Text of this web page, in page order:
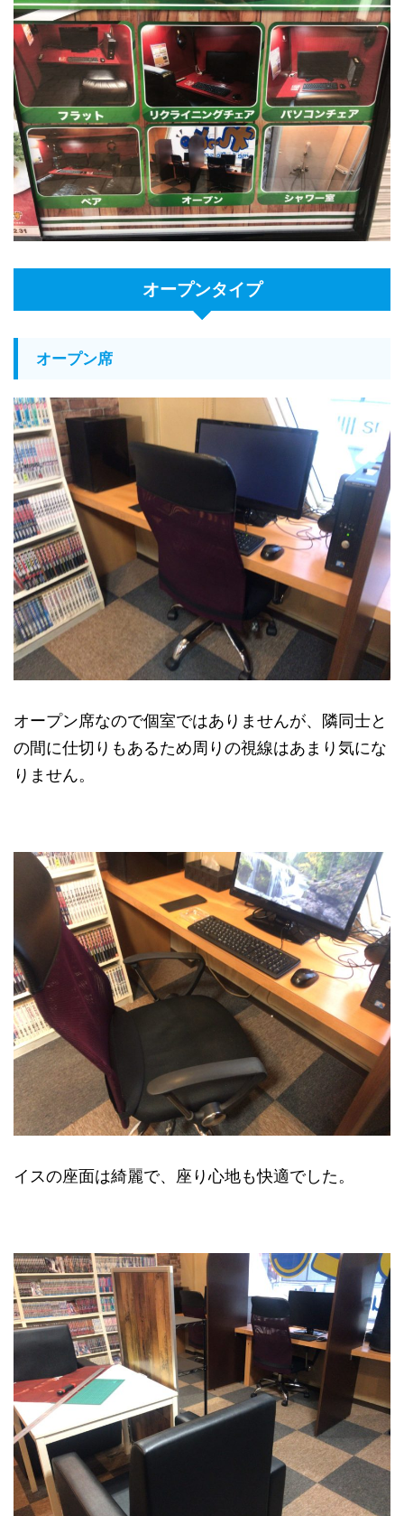
オープンタイプ
オープン席
オープン席なので個室ではありませんが、隣同士と
の間に仕切りもあるため周りの視線はあまり気にな
りません。
イスの座面は綺麗で、座り心地も快適でした。